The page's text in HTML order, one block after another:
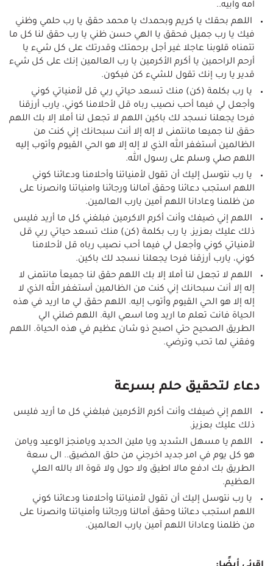
امه وابيه..
اللهم بحقك يا كريم وبحمدك يا محمد حقق يا رب حلمي وظني
فيك يا رب جميل فحقق يا الهي حسن ظني يا رب حقق لنا كل ما
تتمناه قلوبنا عاجلا غير أجل برحمتك وقدرتك على كل شيء يا
أرحم الراحمين يا أكرم الأكرمين يا رب العالمين إنك على كل شيء
قدير يا رب إنك تقول للشيء كن فيكون.
يا رب بكلمة (كن) منك تسعد حياتي ربي قل لأمنياتي كوني
وأجعل لي فيما أحب نصيب رباه قل لأحلامنا كوني، يارب أرزقنا
فرحا يجعلنا نسجد لك باكين اللهم لا تجعل لنا أملا إلا بك اللهم
حقق لنا جميعا مانتمنى لا إله إلا أنت سبحانك إني كنت من
الظالمين أستغفر الله الذي لا إله إلا هو الحي القيوم وأتوب إليه
اللهم صلي وسلم على رسول الله.
يا رب نتوسل إليك أن تقول لأمنياتنا وأحلامنا ودعائنا كوني
اللهم استجب دعائنا وحقق آمالنا ورجائنا وامنياتنا وانصرنا على
من ظلمنا وعادانا اللهم آمين يارب العالمين.
اللهم إني ضيفك وأنت أكرم الاكرمين فبلغني كل ما أريد فليس
ذلك عليك بعزيز. يا رب بكلمة (كن) منك تسعد حياتي ربي قل
لأمنياتي كوني وأجعل لي فيما أحب نصيب رباه قل لأحلامنا
كوني، يارب أرزقنا فرحا يجعلنا نسجد لك باكين.
اللهم لا تجعل لنا أملا إلا بك اللهم حقق لنا جميعآ مانتمنى لا
إله إلا أنت سبحانك إني كنت من الظالمين أستغفر الله الذي لا
إله إلا هو الحي القيوم وأتوب إليه. اللهم حقق لي ما اريد في هذه
الحياة فانت تعلم ما اريد وما اسعي الية. اللهم ضلني الي
الطريق الصحيح حتي اصبح ذو شان عظيم في هذه الحياة. اللهم
وفقني لما تحب وترضي.
دعاء لتحقيق حلم بسرعة
اللهم إني ضيفك وأنت أكرم الأكرمين فبلغني كل ما أريد فليس
ذلك عليك بعزيز.
اللهم يا مسهل الشديد ويا ملين الحديد ويامنجز الوعيد ويامن
هو كل يوم في امر جديد اخرجني من حلق المضيق.. الى سعة
الطريق بك ادفع مالا اطيق ولا حول ولا قوة الا بالله العلي
العظيم.
يا رب نتوسل إليك أن تقول لأمنياتنا وأحلامنا ودعائنا كوني
اللهم استجب دعائنا وحقق آمالنا ورجائنا وأمنياتنا وانصرنا على
من ظلمنا وعادانا اللهم آمين يارب العالمين.